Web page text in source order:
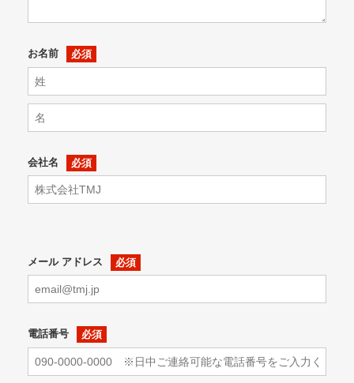
お名前
会社名
メール アドレス
電話番号